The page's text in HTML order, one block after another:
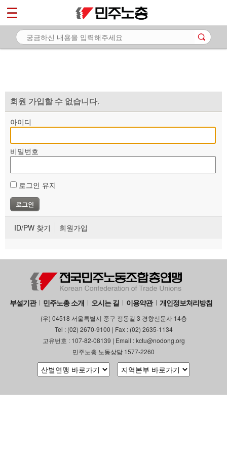
회원 가입할 수 없습니다.
아이디
비밀번호
로그인 유지
ID/PW 찾기 회원가입
부설기관 민주노총 소개 오시는 길 이용약관 개인정보처리방침
(우) 04518 서울특별시 중구 정동길 3 경향신문사 14층
Tel : (02) 2670-9100 | Fax : (02) 2635-1134
고유번호 : 107-82-08139 | Email : kctu@nodong.org
민주노총 노동상담 1577-2260
마이페이지
소개
자료
부설기관